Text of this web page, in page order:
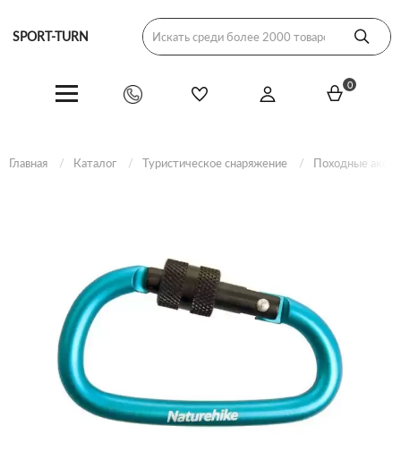
SPORT-TURN
0
Главная Каталог Туристическое снаряжение Походные